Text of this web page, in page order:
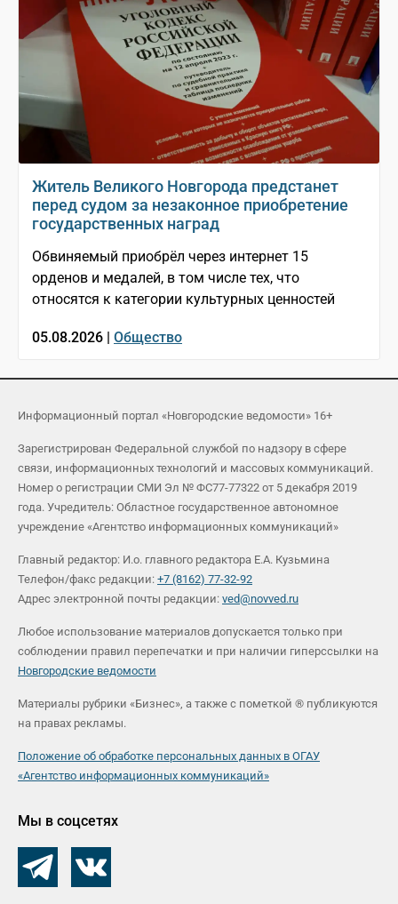
Житель Великого Новгорода предстанет
перед судом за незаконное приобретение
государственных наград
Обвиняемый приобрёл через интернет 15
орденов и медалей, в том числе тех, что
относятся к категории культурных ценностей
05.08.2026 | Общество
Информационный портал «Новгородские ведомости» 16+
Зарегистрирован Федеральной службой по надзору в сфере
связи, информационных технологий и массовых коммуникаций.
Номер о регистрации СМИ Эл № ФС77-77322 от 5 декабря 2019
года. Учредитель: Областное государственное автономное
учреждение «Агентство информационных коммуникаций»
Главный редактор: И.о. главного редактора Е.А. Кузьмина
Телефон/факс редакции: +7 (8162) 77-32-92
Адрес электронной почты редакции: ved@novved.ru
Любое использование материалов допускается только при
соблюдении правил перепечатки и при наличии гиперссылки на
Новгородские ведомости
Материалы рубрики «Бизнес», а также с пометкой ® публикуются
на правах рекламы.
Положение об обработке персональных данных в ОГАУ
«Агентство информационных коммуникаций»
Мы в соцсетях